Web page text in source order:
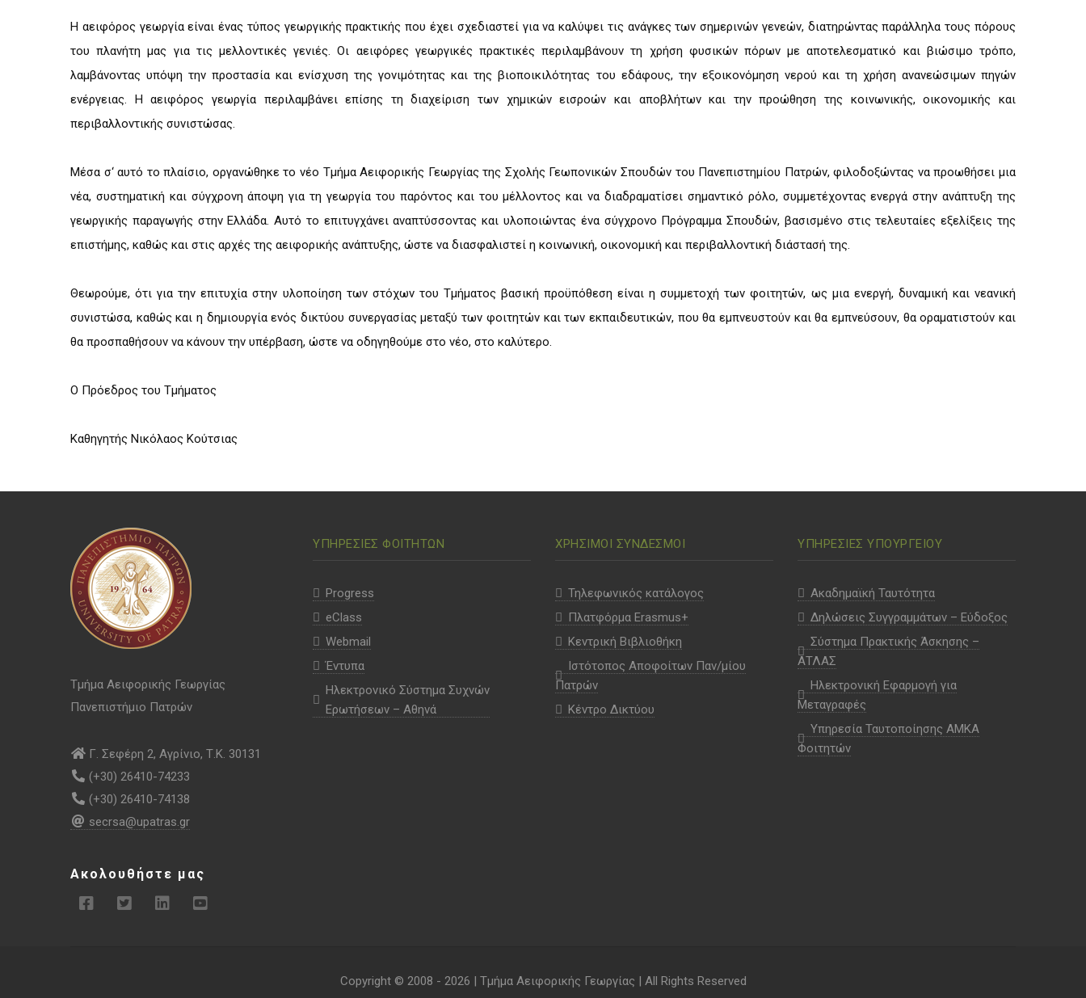
Η αειφόρος γεωργία είναι ένας τύπος γεωργικής πρακτικής που έχει σχεδιαστεί για να καλύψει τις ανάγκες των σημερινών γενεών, διατηρώντας παράλληλα τους πόρους
του πλανήτη μας για τις μελλοντικές γενιές. Οι αειφόρες γεωργικές πρακτικές περιλαμβάνουν τη χρήση φυσικών πόρων με αποτελεσματικό και βιώσιμο τρόπο,
λαμβάνοντας υπόψη την προστασία και ενίσχυση της γονιμότητας και της βιοποικιλότητας του εδάφους, την εξοικονόμηση νερού και τη χρήση ανανεώσιμων πηγών
ενέργειας. Η αειφόρος γεωργία περιλαμβάνει επίσης τη διαχείριση των χημικών εισροών και αποβλήτων και την προώθηση της κοινωνικής, οικονομικής και
περιβαλλοντικής συνιστώσας.
Μέσα σ‘ αυτό το πλαίσιο, οργανώθηκε το νέο Τμήμα Αειφορικής Γεωργίας της Σχολής Γεωπονικών Σπουδών του Πανεπιστημίου Πατρών, φιλοδοξώντας να προωθήσει μια
νέα, συστηματική και σύγχρονη άποψη για τη γεωργία του παρόντος και του μέλλοντος και να διαδραματίσει σημαντικό ρόλο, συμμετέχοντας ενεργά στην ανάπτυξη της
γεωργικής παραγωγής στην Ελλάδα. Αυτό το επιτυγχάνει αναπτύσσοντας και υλοποιώντας ένα σύγχρονο Πρόγραμμα Σπουδών, βασισμένο στις τελευταίες εξελίξεις της
επιστήμης, καθώς και στις αρχές της αειφορικής ανάπτυξης, ώστε να διασφαλιστεί η κοινωνική, οικονομική και περιβαλλοντική διάστασή της.
Θεωρούμε, ότι για την επιτυχία στην υλοποίηση των στόχων του Τμήματος βασική προϋπόθεση είναι η συμμετοχή των φοιτητών, ως μια ενεργή, δυναμική και νεανική
συνιστώσα, καθώς και η δημιουργία ενός δικτύου συνεργασίας μεταξύ των φοιτητών και των εκπαιδευτικών, που θα εμπνευστούν και θα εμπνεύσουν, θα οραματιστούν και
θα προσπαθήσουν να κάνουν την υπέρβαση, ώστε να οδηγηθούμε στο νέο, στο καλύτερο.
Ο Πρόεδρος του Τμήματος
Καθηγητής Νικόλαος Κούτσιας
Τμήμα Αειφορικής Γεωργίας
Πανεπιστήμιο Πατρών
Γ. Σεφέρη 2, Αγρίνιο, Τ.Κ. 30131
(+30) 26410-74233
(+30) 26410-74138
secrsa@upatras.gr
Ακολουθήστε μας
ΥΠΗΡΕΣΙΕΣ ΦΟΙΤΗΤΩΝ
Progress
eClass
Webmail
Έντυπα
Ηλεκτρονικό Σύστημα Συχνών
Ερωτήσεων – Αθηνά
ΧΡΗΣΙΜΟΙ ΣΥΝΔΕΣΜΟΙ
Τηλεφωνικός κατάλογος
Πλατφόρμα Erasmus+
Κεντρική Βιβλιοθήκη
Ιστότοπος Αποφοίτων Παν/μίου
Πατρών
Κέντρο Δικτύου
ΥΠΗΡΕΣΙΕΣ ΥΠΟΥΡΓΕΙΟΥ
Ακαδημαϊκή Ταυτότητα
Δηλώσεις Συγγραμμάτων – Εύδοξος
Σύστημα Πρακτικής Άσκησης –
ΑΤΛΑΣ
Ηλεκτρονική Εφαρμογή για
Μεταγραφές
Υπηρεσία Ταυτοποίησης ΑΜΚΑ
Φοιτητών
Copyright © 2008 - 2026 | Τμήμα Αειφορικής Γεωργίας | All Rights Reserved